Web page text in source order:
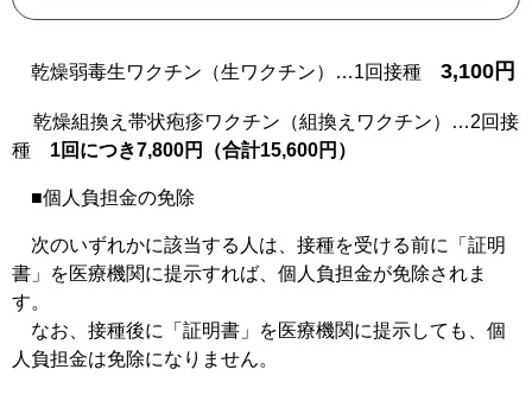
乾燥弱毒生ワクチン（生ワクチン）…1回接種 3,100円
乾燥組換え帯状疱疹ワクチン（組換えワクチン）…2回接
種 1回につき7,800円（合計15,600円）
■個人負担金の免除
次のいずれかに該当する人は、接種を受ける前に「証明
書」を医療機関に提示すれば、個人負担金が免除されま
す。
なお、接種後に「証明書」を医療機関に提示しても、個
人負担金は免除になりません。